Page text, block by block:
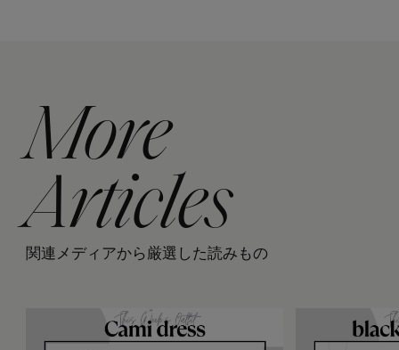
More
Articles
関連メディアから厳選した読みもの